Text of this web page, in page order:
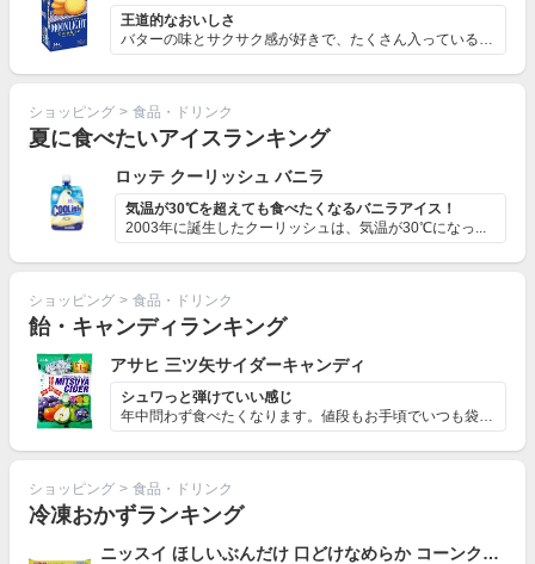
王道的なおいしさ
バターの味とサクサク感が好きで、たくさん入っている所も...
ショッピング > 食品・ドリンク
夏に食べたいアイスランキング
ロッテ クーリッシュ バニラ
気温が30℃を超えても食べたくなるバニラアイス！
2003年に誕生したクーリッシュは、気温が30℃になっ...
ショッピング > 食品・ドリンク
飴・キャンディランキング
アサヒ 三ツ矢サイダーキャンディ
シュワっと弾けていい感じ
年中問わず食べたくなります。値段もお手頃でいつも袋で常...
ショッピング > 食品・ドリンク
冷凍おかずランキング
ニッスイ ほしいぶんだけ 口どけなめらか コーンクリームコロッケ